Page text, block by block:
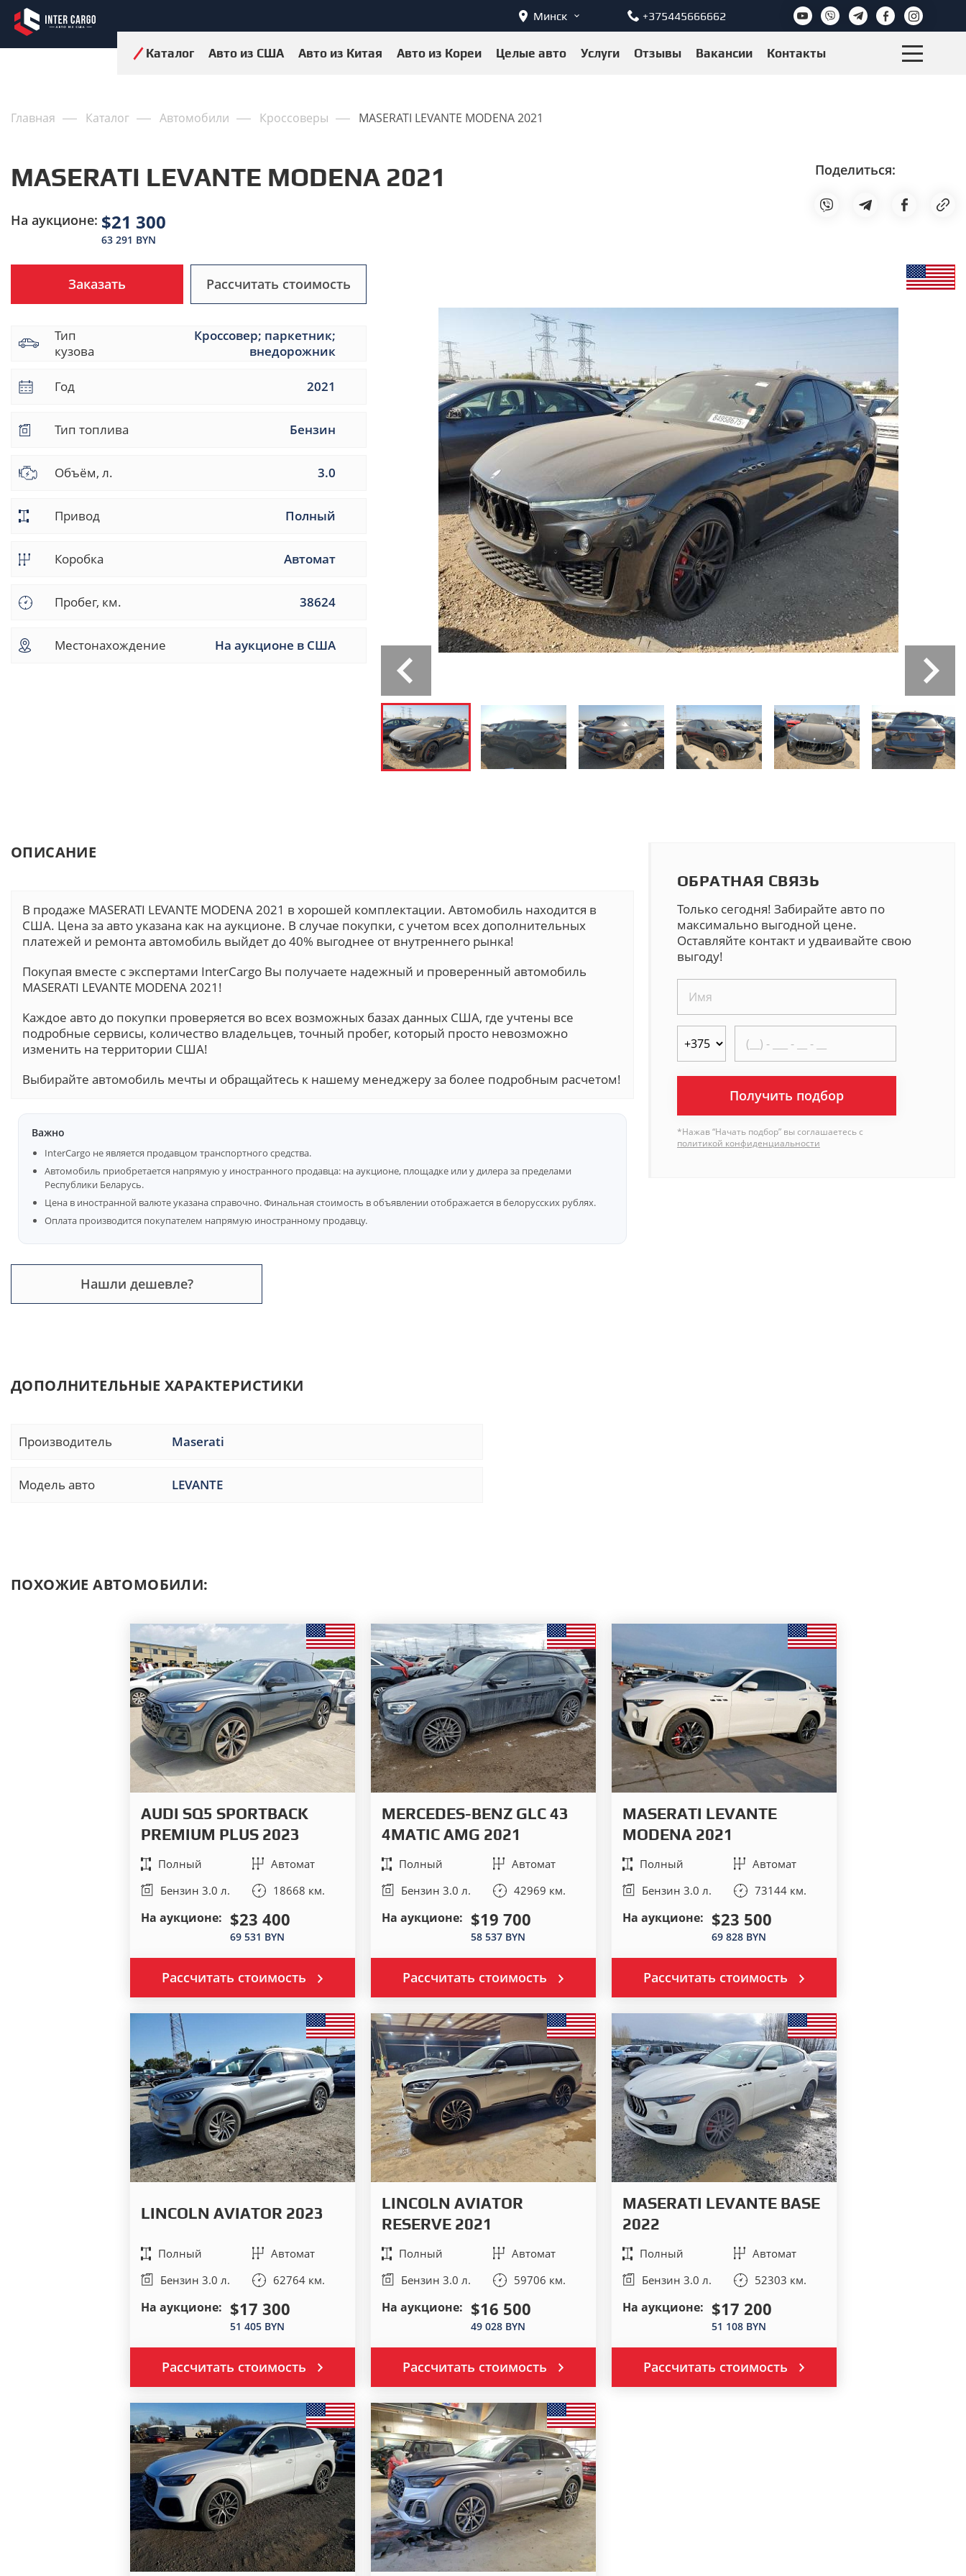
Минск +375445666662
Каталог Авто из США Авто из Китая Авто из Кореи Целые авто Услуги Отзывы Вакансии Контакты
Главная Каталог Автомобили Кроссоверы MASERATI LEVANTE MODENA 2021
MASERATI LEVANTE MODENA 2021
На аукционе: $21 300
63 291 BYN
Поделиться:
Заказать Рассчитать стоимость
Тип
кузова
Кроссовер; паркетник;
внедорожник
Год 2021
Тип топлива Бензин
Объём, л. 3.0
Привод Полный
Коробка Автомат
Пробег, км. 38624
Местонахождение На аукционе в США
ОПИСАНИЕ
В продаже MASERATI LEVANTE MODENA 2021 в хорошей комплектации. Автомобиль находится в
США. Цена за авто указана как на аукционе. В случае покупки, с учетом всех дополнительных
платежей и ремонта автомобиль выйдет до 40% выгоднее от внутреннего рынка!
Покупая вместе с экспертами InterCargo Вы получаете надежный и проверенный автомобиль
MASERATI LEVANTE MODENA 2021!
Каждое авто до покупки проверяется во всех возможных базах данных США, где учтены все
подробные сервисы, количество владельцев, точный пробег, который просто невозможно
изменить на территории США!
Выбирайте автомобиль мечты и обращайтесь к нашему менеджеру за более подробным расчетом!
Важно
InterCargo не является продавцом транспортного средства.
Автомобиль приобретается напрямую у иностранного продавца: на аукционе, площадке или у дилера за пределами
Республики Беларусь.
Цена в иностранной валюте указана справочно. Финальная стоимость в объявлении отображается в белорусских рублях.
Оплата производится покупателем напрямую иностранному продавцу.
Нашли дешевле?
ОБРАТНАЯ СВЯЗЬ
Только сегодня! Забирайте авто по
максимально выгодной цене.
Оставляйте контакт и удваивайте свою
выгоду!
Получить подбор
*Нажав “Начать подбор” вы соглашаетесь с
политикой конфиденциальности
ДОПОЛНИТЕЛЬНЫЕ ХАРАКТЕРИСТИКИ
Производитель Maserati
Модель авто LEVANTE
ПОХОЖИЕ АВТОМОБИЛИ:
AUDI SQ5 SPORTBACK
PREMIUM PLUS 2023
Полный
Автомат
Бензин 3.0 л.
18668 км.
На аукционе: $23 400
69 531 BYN
Рассчитать стоимость
MERCEDES-BENZ GLC 43
4MATIC AMG 2021
Полный
Автомат
Бензин 3.0 л.
42969 км.
На аукционе: $19 700
58 537 BYN
Рассчитать стоимость
MASERATI LEVANTE
MODENA 2021
Полный
Автомат
Бензин 3.0 л.
73144 км.
На аукционе: $23 500
69 828 BYN
Рассчитать стоимость
LINCOLN AVIATOR 2023
Полный
Автомат
Бензин 3.0 л.
62764 км.
На аукционе: $17 300
51 405 BYN
Рассчитать стоимость
LINCOLN AVIATOR
RESERVE 2021
Полный
Автомат
Бензин 3.0 л.
59706 км.
На аукционе: $16 500
49 028 BYN
Рассчитать стоимость
MASERATI LEVANTE BASE
2022
Полный
Автомат
Бензин 3.0 л.
52303 км.
На аукционе: $17 200
51 108 BYN
Рассчитать стоимость